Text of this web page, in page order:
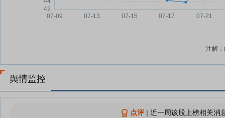
注解
舆情监控
点评| 近一周该股上榜相关消